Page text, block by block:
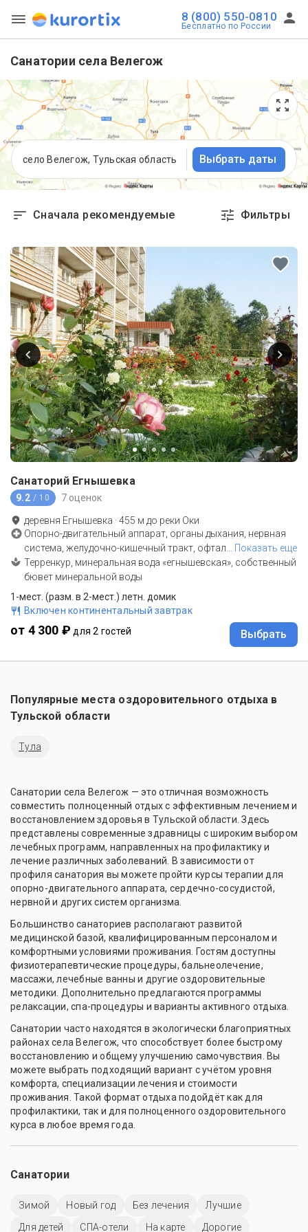
8 (800) 550-0810
Бесплатно по России
Санатории села Велегож
село Велегож, Тульская область Выбрать даты
Сначала рекомендуемые Фильтры
Санаторий Егнышевка
9.2 / 10 7 оценок
деревня Егнышевка ·455 м до реки Оки
Опорно-двигательный аппарат, органы дыхания, нервная
система, желудочно-кишечный тракт, офтал… Показать еще
Терренкур, минеральная вода «егнышевская», собственный
бювет минеральной воды
1-мест. (разм. в 2-мест.) летн. домик
Включен континентальный завтрак
от 4 300 ₽ для 2 гостей Выбрать
Популярные места оздоровительного отдыха в
Тульской области
Тула
Санатории села Велегож — это отличная возможность
совместить полноценный отдых с эффективным лечением и
восстановлением здоровья в Тульской области. Здесь
представлены современные здравницы с широким выбором
лечебных программ, направленных на профилактику и
лечение различных заболеваний. В зависимости от
профиля санатория вы можете пройти курсы терапии для
опорно-двигательного аппарата, сердечно-сосудистой,
нервной и других систем организма.
Большинство санаториев располагают развитой
медицинской базой, квалифицированным персоналом и
комфортными условиями проживания. Гостям доступны
физиотерапевтические процедуры, бальнеолечение,
массажи, лечебные ванны и другие оздоровительные
методики. Дополнительно предлагаются программы
релаксации, спа-процедуры и варианты активного отдыха.
Санатории часто находятся в экологически благоприятных
районах села Велегож, что способствует более быстрому
восстановлению и общему улучшению самочувствия. Вы
можете выбрать подходящий вариант с учётом уровня
комфорта, специализации лечения и стоимости
проживания. Такой формат отдыха подойдёт как для
профилактики, так и для полноценного оздоровительного
курса в любое время года.
Санатории
Зимой Новый год Без лечения
Лучшие
Для детей
СПА-отели На карте Дорогие